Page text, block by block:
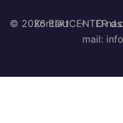
Kontakt O nas
© 2026 EDUCENTER
mail: